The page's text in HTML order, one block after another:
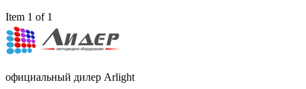
Item 1 of 1
официальный дилер Arlight